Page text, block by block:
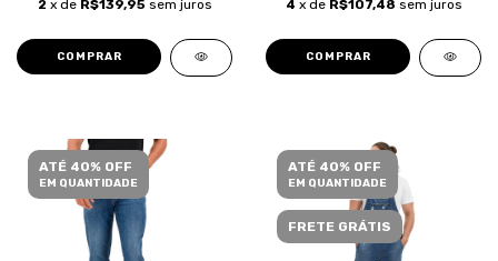
2 x de R$139,95 sem juros
COMPRAR
4 x de R$107,48 sem juros
COMPRAR
ATÉ 40% OFF
EM QUANTIDADE
ATÉ 40% OFF
EM QUANTIDADE
FRETE GRÁTIS